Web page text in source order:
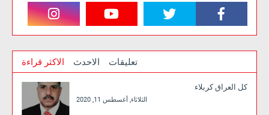
الاكثر قراءة الاحدث تعليقات
كل العراق كربلاء
الثلاثاء, أغسطس 11, 2020